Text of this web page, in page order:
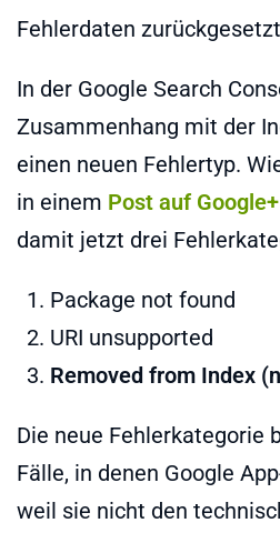
Fehlerdaten
In der Google Search
Zusammenhang mit der
einen neuen Fehlertyp.
in einem Post auf Google+
damit jetzt drei
Package not found
URI unsupported
Removed from Index
Die neue Fehlerkategorie
Fälle, in denen Google
weil sie nicht den